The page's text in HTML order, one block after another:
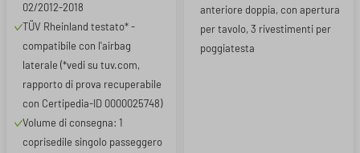
02/2012-2018
TÜV Rheinland testato* -
compatibile con l'airbag
laterale (*vedi su tuv.com,
rapporto di prova recuperabile
con Certipedia-ID 0000025748)
Volume di consegna: 1
coprisedile singolo passeggero
anteriore doppia, con apertura
per tavolo, 3 rivestimenti per
poggiatesta